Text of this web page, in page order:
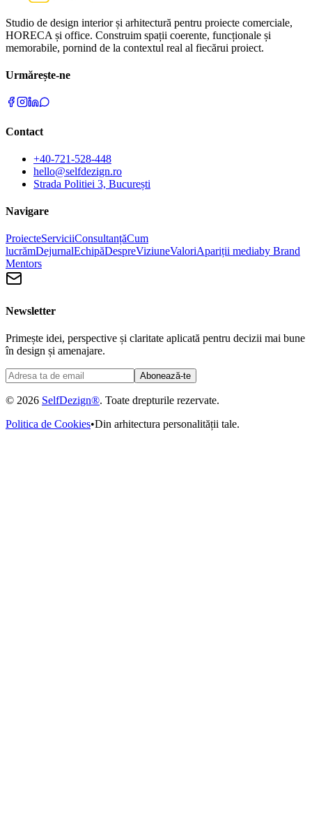
Studio de design interior și arhitectură pentru proiecte comerciale,
HORECA și office. Construim spații coerente, funcționale și
memorabile, pornind de la contextul real al fiecărui proiect.
Urmărește-ne
Contact
+40-721-528-448
hello@selfdezign.ro
Strada Politiei 3, București
Navigare
ProiecteServiciiConsultanțăCum
lucrămDejurnalEchipăDespreViziuneValoriApariții mediaby Brand
Mentors
Newsletter
Primește idei, perspective și claritate aplicată pentru decizii mai bune
în design și amenajare.
Abonează-te
© 2026 SelfDezign®. Toate drepturile rezervate.
Politica de Cookies•Din arhitectura personalității tale.